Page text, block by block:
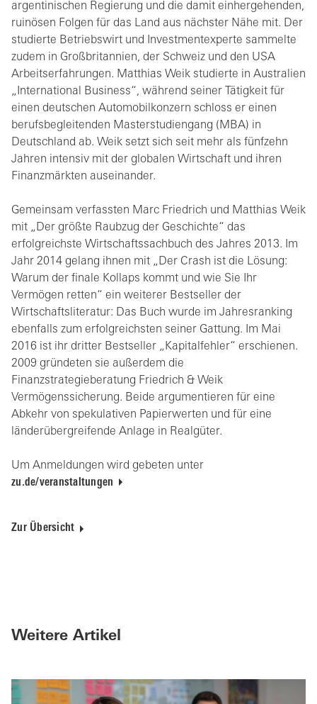
argentinischen Regierung und die damit einhergehenden,
ruinösen Folgen für das Land aus nächster Nähe mit. Der
studierte Betriebswirt und Investmentexperte sammelte
zudem in Großbritannien, der Schweiz und den USA
Arbeitserfahrungen. Matthias Weik studierte in Australien
„International Business“, während seiner Tätigkeit für
einen deutschen Automobilkonzern schloss er einen
berufsbegleitenden Masterstudiengang (MBA) in
Deutschland ab. Weik setzt sich seit mehr als fünfzehn
Jahren intensiv mit der globalen Wirtschaft und ihren
Finanzmärkten auseinander.
Gemeinsam verfassten Marc Friedrich und Matthias Weik
mit „Der größte Raubzug der Geschichte“ das
erfolgreichste Wirtschaftssachbuch des Jahres 2013. Im
Jahr 2014 gelang ihnen mit „Der Crash ist die Lösung:
Warum der finale Kollaps kommt und wie Sie Ihr
Vermögen retten“ ein weiterer Bestseller der
Wirtschaftsliteratur: Das Buch wurde im Jahresranking
ebenfalls zum erfolgreichsten seiner Gattung. Im Mai
2016 ist ihr dritter Bestseller „Kapitalfehler“ erschienen.
2009 gründeten sie außerdem die
Finanzstrategieberatung Friedrich & Weik
Vermögenssicherung. Beide argumentieren für eine
Abkehr von spekulativen Papierwerten und für eine
länderübergreifende Anlage in Realgüter.
Um Anmeldungen wird gebeten unter
zu.de/veranstaltungen
Zur Übersicht
Weitere Artikel